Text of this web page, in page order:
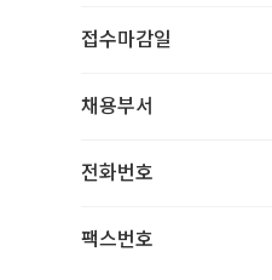
접수마감일
채용부서
전화번호
팩스번호